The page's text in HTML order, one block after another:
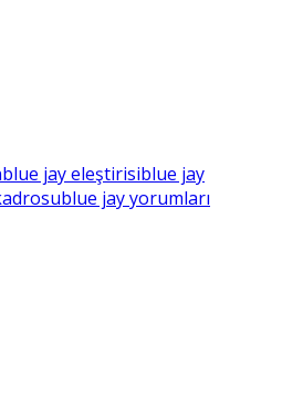
blue jay eleştirisiblue jay
blue jay yorumları